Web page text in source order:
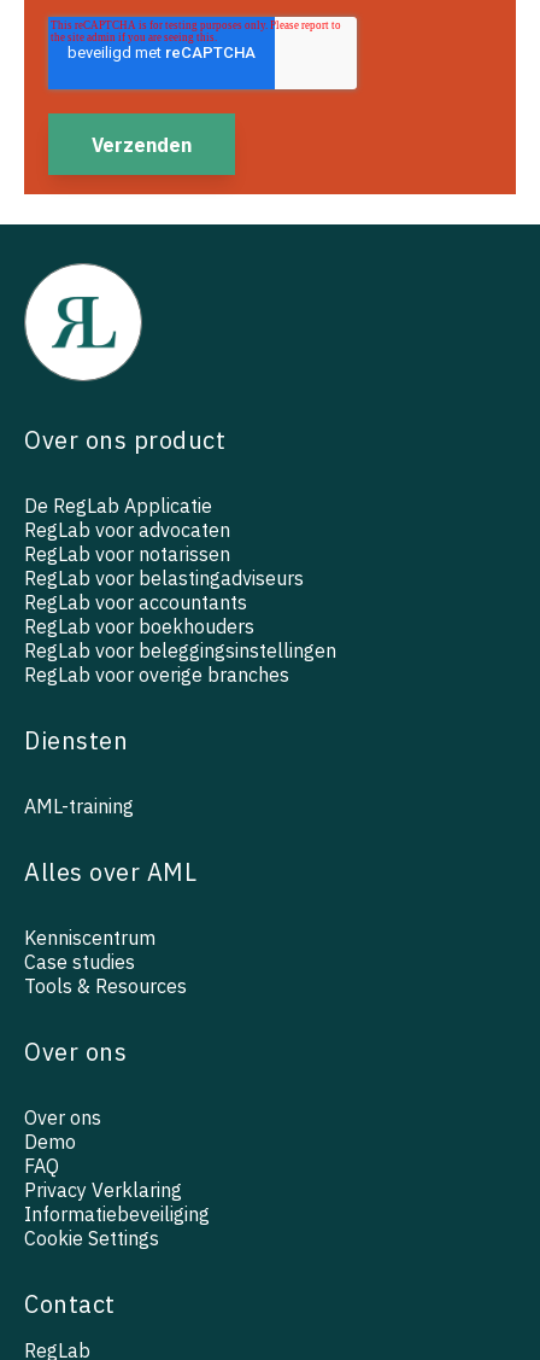
Over ons product
De RegLab Applicatie
RegLab voor advocaten
RegLab voor notarissen
RegLab voor belastingadviseurs
RegLab voor accountants
RegLab voor boekhouders
RegLab voor beleggingsinstellingen
RegLab voor overige branches
Diensten
AML-training
Alles over AML
Kenniscentrum
Case studies
Tools & Resources
Over ons
Over ons
Demo
FAQ
Privacy Verklaring
Informatiebeveiliging
Cookie Settings
Contact
RegLab